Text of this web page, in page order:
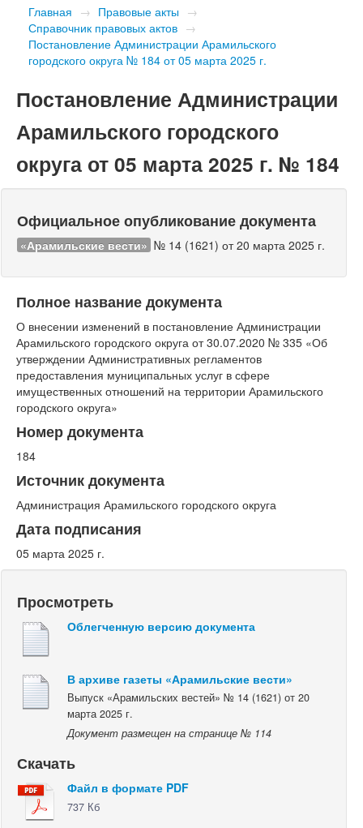
Главная → Правовые акты →
Справочник правовых актов →
Постановление Администрации Арамильского
городского округа № 184 от 05 марта 2025 г.
Постановление Администрации
Арамильского городского
округа от 05 марта 2025 г. № 184
Официальное опубликование документа
«Арамильские вести» № 14 (1621) от 20 марта 2025 г.
Полное название документа
О внесении изменений в постановление Администрации
Арамильского городского округа от 30.07.2020 № 335 «Об
утверждении Административных регламентов
предоставления муниципальных услуг в сфере
имущественных отношений на территории Арамильского
городского округа»
Номер документа
184
Источник документа
Администрация Арамильского городского округа
Дата подписания
05 марта 2025 г.
Просмотреть
Облегченную версию документа
В архиве газеты «Арамильские вести»
Выпуск «Арамильских вестей» № 14 (1621) от 20
марта 2025 г.
Документ размещен на странице № 114
Скачать
Файл в формате PDF
737 Кб